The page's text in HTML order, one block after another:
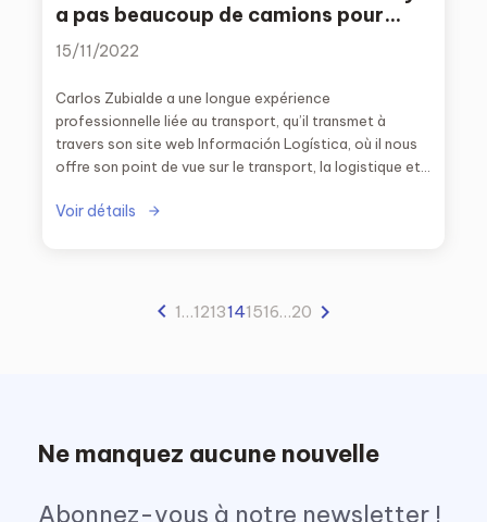
a pas beaucoup de camions pour
toutes les charges, donc
l’augmentation des prix du transport
15/11/2022
Carlos Zubialde a une longue expérience
professionnelle liée au transport, qu’il transmet à
travers son site web Información Logística, où il nous
offre son point de vue sur le transport, la logistique et
Voir détails
1…1213141516…20
Ne manquez aucune nouvelle
Abonnez-vous à notre newsletter !